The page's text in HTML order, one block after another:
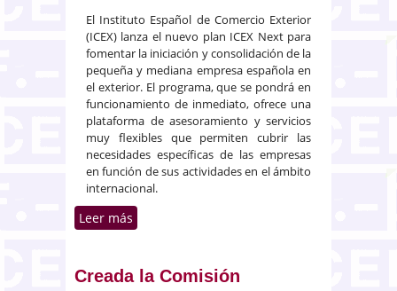
El Instituto Español de Comercio Exterior
(ICEX) lanza el nuevo plan ICEX Next para
fomentar la iniciación y consolidación de la
pequeña y mediana empresa española en
el exterior. El programa, que se pondrá en
funcionamiento de inmediato, ofrece una
plataforma de asesoramiento y servicios
muy flexibles que permiten cubrir las
necesidades específicas de las empresas
en función de sus actividades en el ámbito
internacional.
Leer más
exteriores
Creada la Comisión